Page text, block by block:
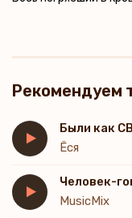
Рекомендуем
Были как
Ёся
Человек-
MusicMix